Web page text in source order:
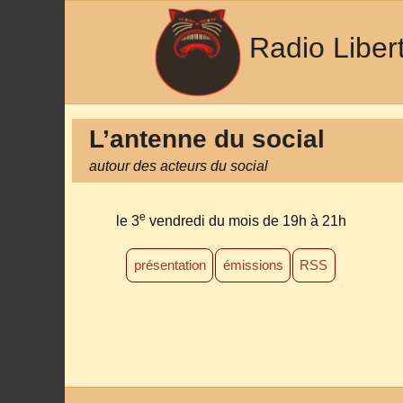
Radio
L’antenne du social
autour des acteurs du social
le 3e vendredi du moisde 19h à 21h
présentation émissions RSS